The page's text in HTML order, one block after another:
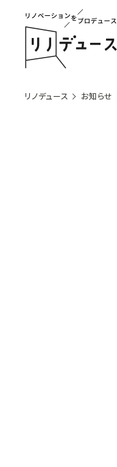
リノデュース お知らせ